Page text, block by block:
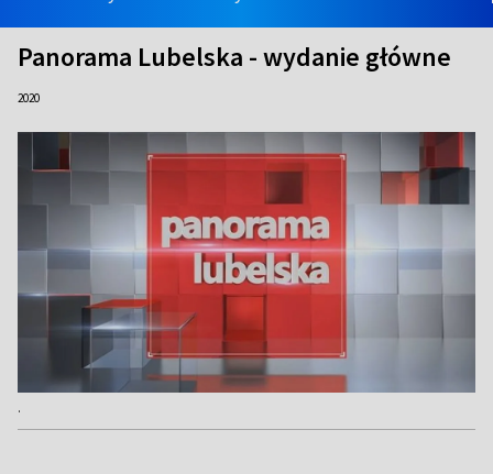
Panorama Lubelska - wydanie główne
2020
.